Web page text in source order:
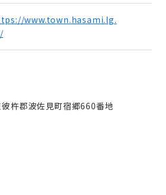
www.town.hasami.lg.
杵郡波佐見町宿郷660番地